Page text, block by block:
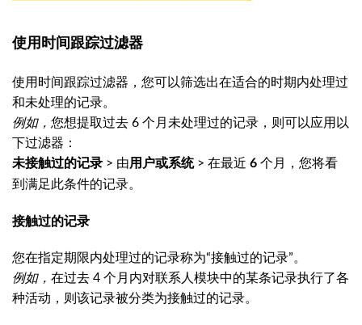
使用时间跟踪过滤器
使用时间跟踪过滤器，您可以筛选出在适合的时期内处理过
和未处理的记录。
例如， 您想提取过去 6 个月未处理过的记录，则可以应用以
下过滤器：
未接触过的记录 > 由用户或系统> 在最近 6 个月，您将看
到满足此条件的记录。
接触过的记录
您在指定期限内处理过的记录称为“接触过的记录”。
例如， 在过去 4 个月内对联系人模块中的某条记录执行了各
种活动，则该记录被分类为接触过的记录。